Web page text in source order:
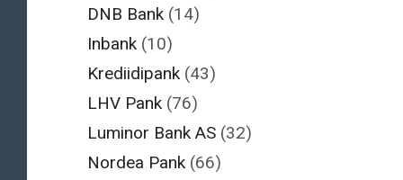
DNB Bank (14)
Inbank (10)
Krediidipank (43)
LHV Pank (76)
Luminor Bank AS (32)
Nordea Pank (66)